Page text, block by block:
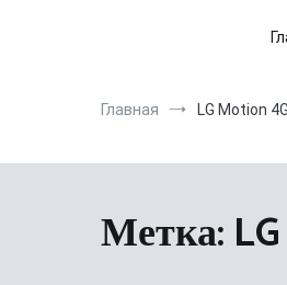
Главная LG Motion 4G
Метка: